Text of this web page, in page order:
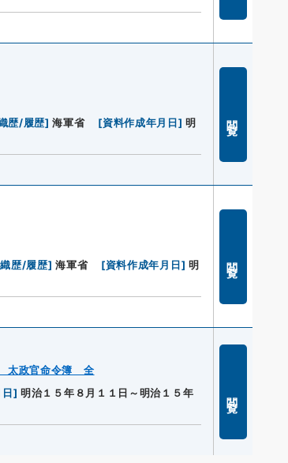
歴/履歴] 海軍省 [資料作成年月日] 明
歴/履歴] 海軍省 [資料作成年月日] 明
太政官命令簿 全
] 明治１５年８月１１日～明治１５年